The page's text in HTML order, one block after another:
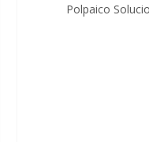
Polpaico